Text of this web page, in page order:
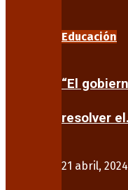
Educación
“El
resolver
21 abril, 2024